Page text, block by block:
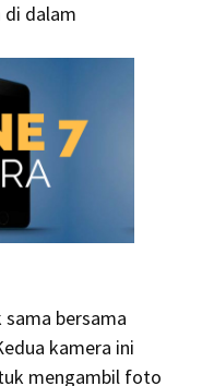
dalam
bersama
kamera ini
mengambil foto